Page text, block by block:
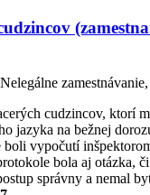
cudzincov, ktorí
jazyka na bežnej
boli vypočutí
bola aj otázka,
správny a nemal